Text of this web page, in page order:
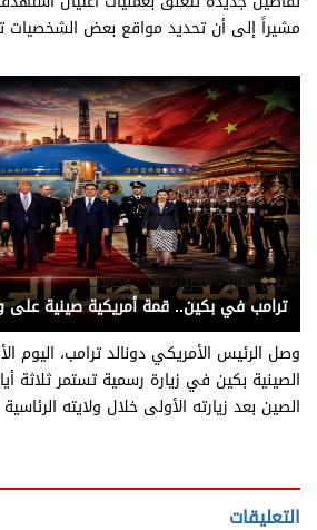
مشيراً إلى أن تحديد مواقع بعض الشخصيات
يني يمن - الجزيرة نت _وكالات
ترامب في بكين.. قمة أمريكية صينية على
وصل الرئيس الأمريكي دونالد ترامب، اليوم
الصينية بكين في زيارة رسمية تستمر ثلاثة
الصين بعد زيارته الأولى خلال ولايته
التعليقات